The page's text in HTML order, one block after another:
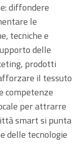
diffondere
le
tecniche e
delle
prodotti
il tessuto
competenze
per attrarre
smart si punta
delle tecnologie